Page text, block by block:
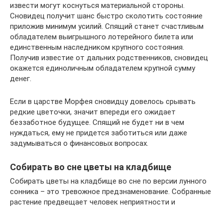
извести могут коснуться материальной стороны.
Сновидец получит шанс быстро сколотить состояние
приложив минимум усилий. Спящий станет счастливым
обладателем выигрышного лотерейного билета или
единственным наследником крупного состояния.
Получив известие от дальних родственников, сновидец
окажется единоличным обладателем крупной сумму
денег.
Если в царстве Морфея сновидцу довелось срывать
редкие цветочки, значит впереди его ожидает
беззаботное будущее. Спящий не будет ни в чем
нуждаться, ему не придется заботиться или даже
задумываться о финансовых вопросах.
Собирать во сне цветы на кладбище
Собирать цветы на кладбище во сне по версии лунного
сонника – это тревожное предзнаменование. Собранные
растение предвещает человек неприятности и